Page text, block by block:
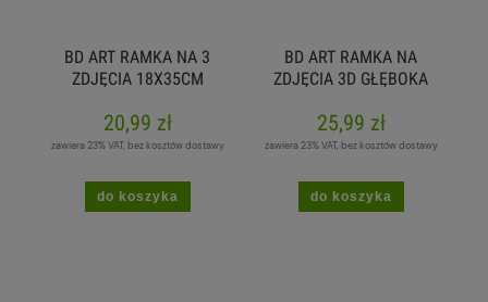
BD ART RAMKA NA 3
ZDJĘCIA 18X35CM
20,99 zł
zawiera 23% VAT, bez kosztów dostawy
do koszyka
BD ART RAMKA NA
ZDJĘCIA 3D GŁĘBOKA
23X23 CM
KWADRATOWA BIAŁA
25,99 zł
zawiera 23% VAT, bez kosztów dostawy
do koszyka